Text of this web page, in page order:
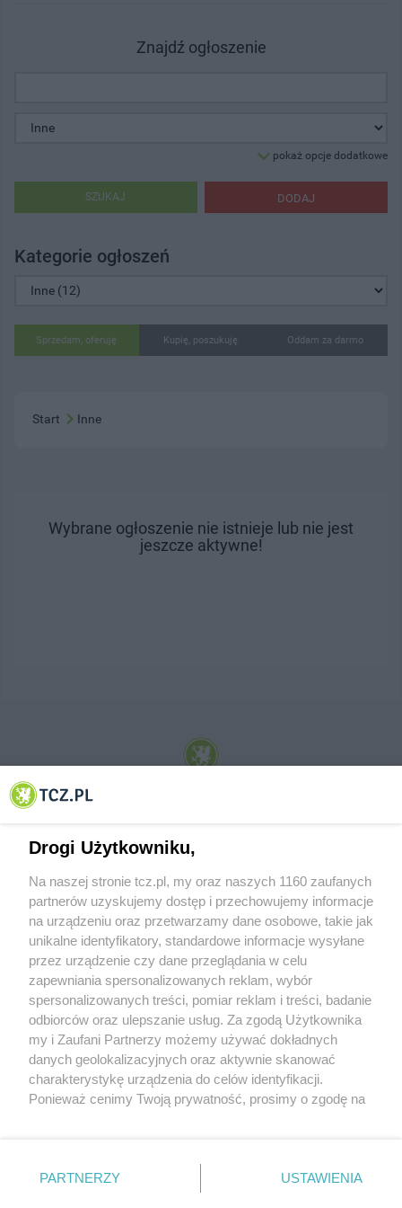
Znajdź ogłoszenie
pokaż opcje dodatkowe
DODAJ
SZUKAJ
Kategorie ogłoszeń
Sprzedam, oferuję Kupię, poszukuję Oddam za darmo
Start Inne
Wybrane ogłoszenie nie istnieje lub nie jest
jeszcze aktywne!
© 2001-2026 Tczew - TCZ.PL Sp. z o.o. Internetowy Serwis Informacyjny Miasta
O FIRMIE POLITYKA PRYWATNOŚCI HOSTING
REKLAMA WSPÓŁPRACA RSS FACEBOOK KONTAKT
Nasze serwisy
Aktualności
Tcz24
Historia miasta
Muzyka i kultura
Archiwum wydarzeń
Zdjęcia miasta
Drogi Użytkowniku,
Na naszej stronie tcz.pl, my oraz naszych 1160 zaufanych
partnerów uzyskujemy dostęp i przechowujemy informacje
na urządzeniu oraz przetwarzamy dane osobowe, takie jak
unikalne identyfikatory, standardowe informacje wysyłane
przez urządzenie czy dane przeglądania w celu
zapewniania spersonalizowanych reklam, wybór
spersonalizowanych treści, pomiar reklam i treści, badanie
odbiorców oraz ulepszanie usług. Za zgodą Użytkownika
my i Zaufani Partnerzy możemy używać dokładnych
danych geolokalizacyjnych oraz aktywnie skanować
charakterystykę urządzenia do celów identyfikacji.
Ponieważ cenimy Twoją prywatność, prosimy o zgodę na
znajdujący się w lewym dolnym rogu strony
. Niektóre
PARTNERZY USTAWIENIA